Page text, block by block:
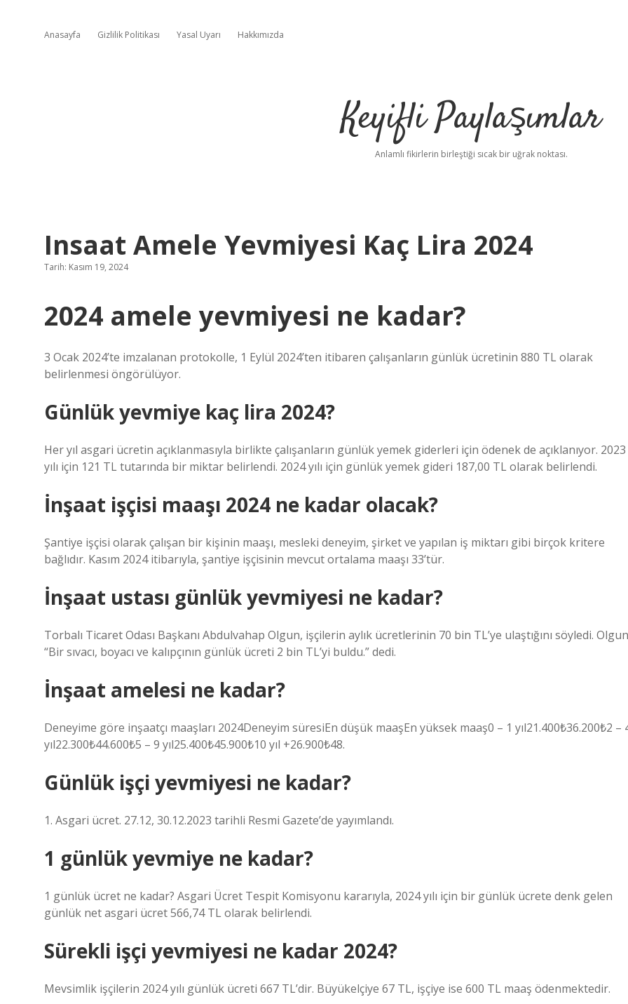
Anasayfa Gizlilik Politikası Yasal Uyarı Hakkımızda
Keyifli Paylaşımlar
Anlamlı fikirlerin birleştiği sıcak bir uğrak noktası.
Insaat Amele Yevmiyesi Kaç Lira 2024
Tarih: Kasım 19, 2024
2024 amele yevmiyesi ne kadar?
3 Ocak 2024’te imzalanan protokolle, 1 Eylül 2024’ten itibaren çalışanların günlük ücretinin 880 TL olarak
belirlenmesi öngörülüyor.
Günlük yevmiye kaç lira 2024?
Her yıl asgari ücretin açıklanmasıyla birlikte çalışanların günlük yemek giderleri için ödenek de açıklanıyor. 2023
yılı için 121 TL tutarında bir miktar belirlendi. 2024 yılı için günlük yemek gideri 187,00 TL olarak belirlendi.
İnşaat işçisi maaşı 2024 ne kadar olacak?
Şantiye işçisi olarak çalışan bir kişinin maaşı, mesleki deneyim, şirket ve yapılan iş miktarı gibi birçok kritere
bağlıdır. Kasım 2024 itibarıyla, şantiye işçisinin mevcut ortalama maaşı 33’tür.
İnşaat ustası günlük yevmiyesi ne kadar?
Torbalı Ticaret Odası Başkanı Abdulvahap Olgun, işçilerin aylık ücretlerinin 70 bin TL’ye ulaştığını söyledi.
“Bir sıvacı, boyacı ve kalıpçının günlük ücreti 2 bin TL’yi buldu.” dedi.
İnşaat amelesi ne kadar?
Deneyime göre inşaatçı maaşları 2024Deneyim süresiEn düşük maaşEn yüksek maaş0 – 1 yıl21.400₺36.200₺2 –
yıl22.300₺44.600₺5 – 9 yıl25.400₺45.900₺10 yıl +26.900₺48.
Günlük işçi yevmiyesi ne kadar?
1. Asgari ücret. 27.12, 30.12.2023 tarihli Resmi Gazete’de yayımlandı.
1 günlük yevmiye ne kadar?
1 günlük ücret ne kadar? Asgari Ücret Tespit Komisyonu kararıyla, 2024 yılı için bir günlük ücrete denk gelen
günlük net asgari ücret 566,74 TL olarak belirlendi.
Sürekli işçi yevmiyesi ne kadar 2024?
Mevsimlik işçilerin 2024 yılı günlük ücreti 667 TL’dir. Büyükelçiye 67 TL, işçiye ise 600 TL maaş ödenmektedir.